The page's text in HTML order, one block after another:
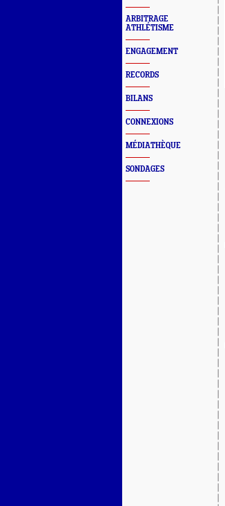
ARBITRAGE
ATHLÉTISME
ENGAGEMENT
RECORDS
BILANS
CONNEXIONS
MÉDIATHÈQUE
SONDAGES